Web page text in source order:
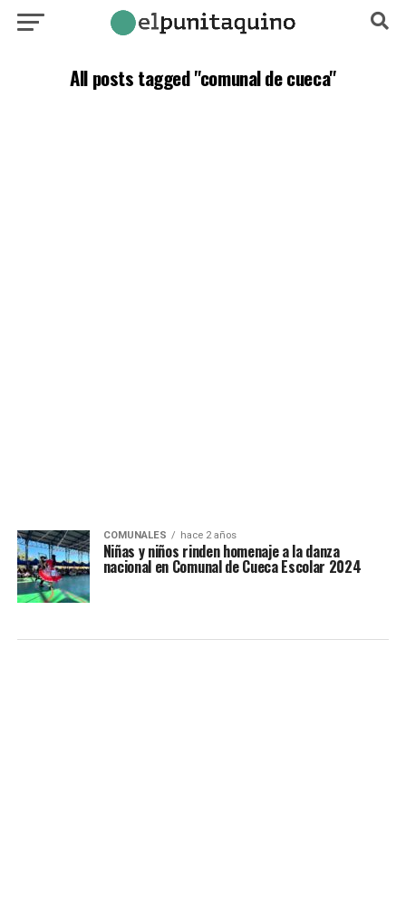
All posts tagged "comunal de cueca"
COMUNALES hace 2 años
Niñas y niños rinden homenaje a la danza
nacional en Comunal de Cueca Escolar 2024